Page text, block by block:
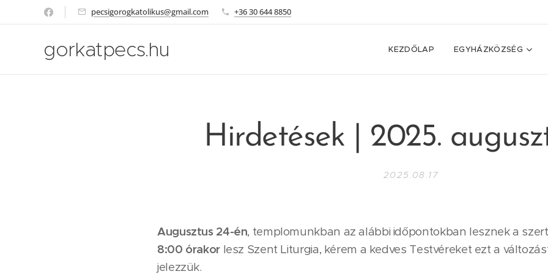
pecsigorogkatolikus@gmail.com +36 30 644 8850
gorkatpecs.hu KEZDŐLAP EGYHÁZKÖZSÉG
Hirdetések | 2025.
2025.08.17
Augusztus 24-én, templomunkban az alábbi időpontokban lesznek a
8:00 órakorlesz Szent Liturgia, kérem a kedves Testvéreket ezt a
jelezzük.